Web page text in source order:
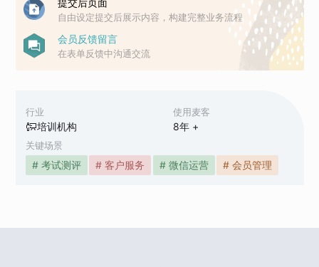
行业
培训机构
使用麦客
8年 +
关键场景
# 考试测评 # 客户服务 # 微信运营 # 会员管理
自由设定提交后展示内容，构建完整业务流程
会员反馈留言
在表单反馈中沟通交流